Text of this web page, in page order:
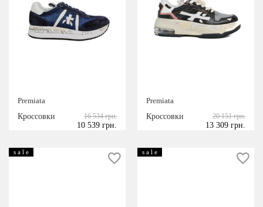
Premiata
Кроссовки
16 534 грн.
10 539 грн.
Premiata
Кроссовки
20 151 грн.
13 309 грн.
s a l e s a l e